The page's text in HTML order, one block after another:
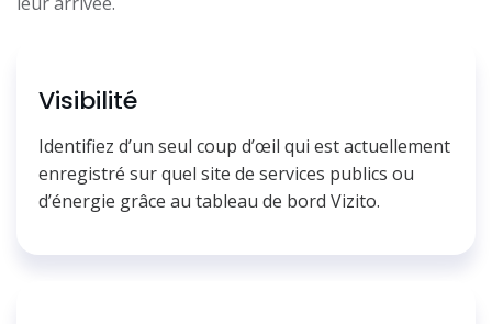
Visibilité
Identifiez d’un seul coup d’œil qui est actuellement
enregistré sur quel site de services publics ou
d’énergie grâce au tableau de bord Vizito.